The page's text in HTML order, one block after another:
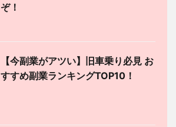
ぞ！
【今副業がアツい】旧車乗り必見 お
すすめ副業ランキングTOP10！